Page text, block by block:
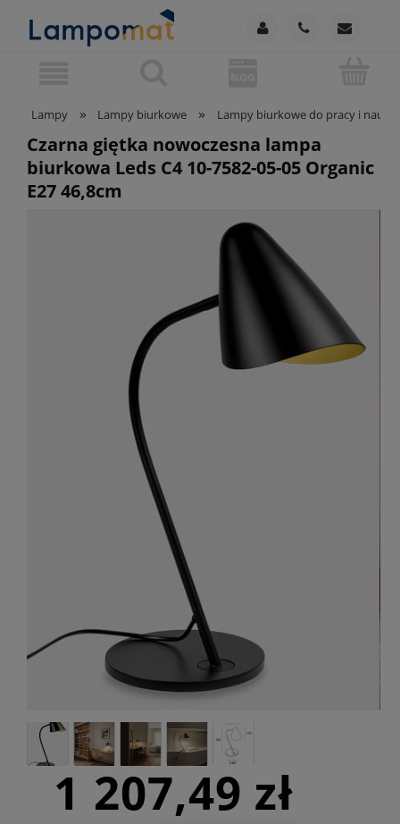
Lampy » Lampy biurkowe » Lampy biurkowe do pracy i nauki
Czarna giętka nowoczesna lampa
biurkowa Leds C4 10-7582-05-05 Organic
E27 46,8cm
1 207,49 zł